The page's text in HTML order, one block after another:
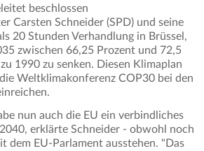
beschlossen
Carsten Schneider (SPD) und seine
20 Stunden Verhandlung in Brüssel,
zwischen 66,25 Prozent und 72,5
1990 zu senken. Diesen Klimaplan
Weltklimakonferenz COP30 bei den
nun auch die EU ein verbindliches
erklärte Schneider - obwohl noch
dem EU-Parlament ausstehen. "Das